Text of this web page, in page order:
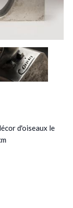
d'oiseaux le